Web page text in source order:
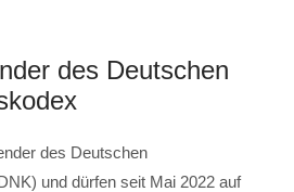
des Deutschen
des Deutschen
und dürfen seit Mai 2022 auf